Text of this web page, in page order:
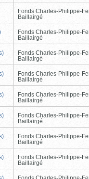
Fonds Charles-Philippe-
Baillairgé
Fonds Charles-Philippe-
Baillairgé
Fonds Charles-Philippe-
Baillairgé
Fonds Charles-Philippe-
Baillairgé
Fonds Charles-Philippe-
Baillairgé
Fonds Charles-Philippe-
Baillairgé
Fonds Charles-Philippe-
Baillairgé
Fonds Charles-Philippe-
Baillairgé